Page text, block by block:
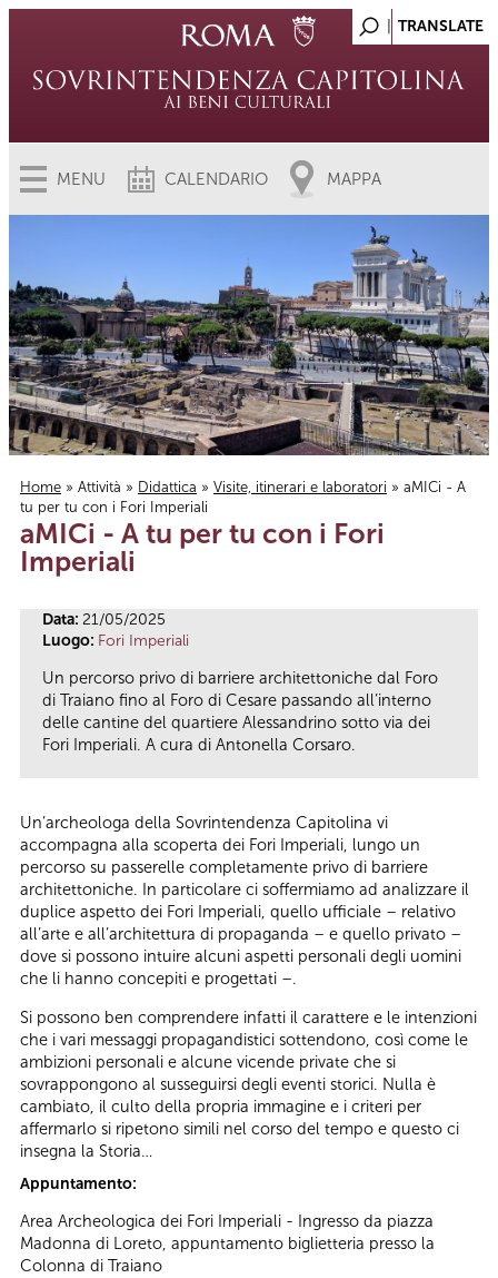
MENU CALENDARIO MAPPA
Tu sei qui
Home » Attività » Didattica » Visite, itinerari e laboratori » aMICi - A
tu per tu con i Fori Imperiali
aMICi - A tu per tu con i Fori
Imperiali
Data: 21/05/2025
Luogo: Fori Imperiali
Un percorso privo di barriere architettoniche dal Foro
di Traiano fino al Foro di Cesare passando all’interno
delle cantine del quartiere Alessandrino sotto via dei
Fori Imperiali. A cura di Antonella Corsaro.
Un’archeologa della Sovrintendenza Capitolina vi
accompagna alla scoperta dei Fori Imperiali, lungo un
percorso su passerelle completamente privo di barriere
architettoniche. In particolare ci soffermiamo ad analizzare il
duplice aspetto dei Fori Imperiali, quello ufficiale – relativo
all’arte e all’architettura di propaganda – e quello privato –
dove si possono intuire alcuni aspetti personali degli uomini
che li hanno concepiti e progettati –.
Si possono ben comprendere infatti il carattere e le intenzioni
che i vari messaggi propagandistici sottendono, così come le
ambizioni personali e alcune vicende private che si
sovrappongono al susseguirsi degli eventi storici. Nulla è
cambiato, il culto della propria immagine e i criteri per
affermarlo si ripetono simili nel corso del tempo e questo ci
insegna la Storia…
Appuntamento:
Area Archeologica dei Fori Imperiali - Ingresso da piazza
Madonna di Loreto, appuntamento biglietteria presso la
Colonna di Traiano